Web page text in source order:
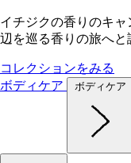
イチジクの香りのキ
辺を巡る香りの旅へと
コレクションをみる
ボディケア
ボディケア